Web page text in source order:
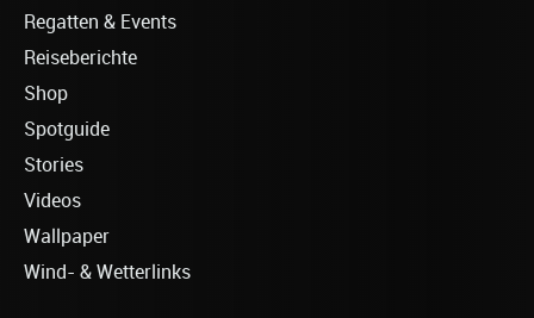
Regatten & Events
Reiseberichte
Shop
Spotguide
Stories
Videos
Wallpaper
Wind- & Wetterlinks